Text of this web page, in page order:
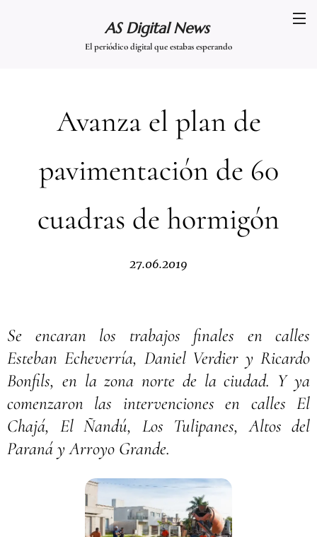
AS Digital News
El periódico digital que estabas esperando
Avanza el plan de
pavimentación de 60
cuadras de hormigón
27.06.2019
Se encaran los trabajos finales en calles
Esteban Echeverría, Daniel Verdier y Ricardo
Bonfils, en la zona norte de la ciudad. Y ya
comenzaron las intervenciones en calles El
Chajá, El Ñandú, Los Tulipanes, Altos del
Paraná y Arroyo Grande.